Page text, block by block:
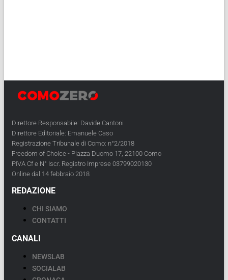
Direttore Responsabile: Davide Cantoni
Direttore Editoriale: Emanuele Caso
Registrazione Tribunale di Como: n°2/2018
Freedom of Choice - Piazza Duomo 17, 22100 Como
PIVA Cf e N° Iscr. Registro Imprese 03799020130
Online dal 14 febbraio 2018
REDAZIONE
CHI SIAMO
CONTATTI
CANALI
NEWSLAB
SOCIALAB